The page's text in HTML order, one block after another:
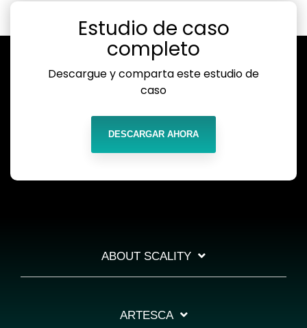
Estudio de caso
completo
Descargue y comparta este estudio de
caso
DESCARGAR AHORA
ABOUT SCALITY
ARTESCA